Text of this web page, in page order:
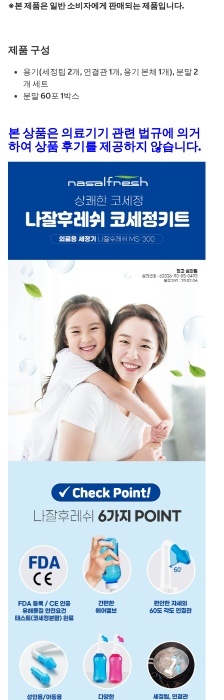
※본 제품은 일반 소비자에게 판매되는 제품입니다.
제품 구성
용기(세정팁 2개, 연결관 1개, 용기 본체 1개), 분말 2
개 세트
분말 60포 1박스
본 상품은 의료기기 관련 법규에 의거
하여 상품 후기를 제공하지 않습니다.